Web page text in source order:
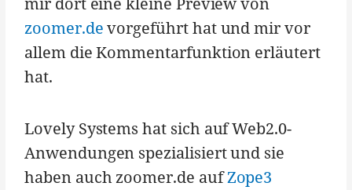
zoomer.devorgeführt hat und mir vor
allem die Kommentarfunktion erläutert
hat.
Lovely Systems hat sich auf Web2.0-
Anwendungen spezialisiert und sie
haben auch zoomer.de aufZope3